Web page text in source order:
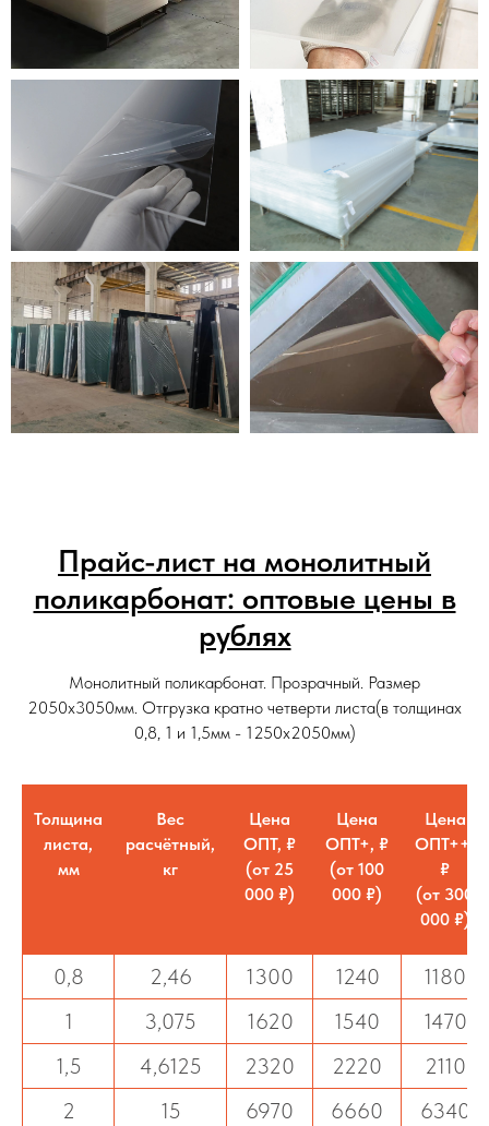
Прайс-лист на монолитный
поликарбонат: оптовые цены в
рублях
Монолитный поликарбонат. Прозрачный. Размер
2050х3050мм. Отгрузка кратно четверти листа(в толщинах
0,8, 1 и 1,5мм - 1250х2050мм)
Толщина
листа,
мм
Вес
расчётный,
кг
Цена
ОПТ, ₽
(от 25
000 ₽)
Цена
ОПТ+, ₽
(от 100
000 ₽)
Цена
ОПТ++,
₽
(от 300
000 ₽)
0,8 2,46 1300 1240
1180
1
3,075 1620 1540
1470
1,5
4,6125 2320 2220
2110
2
15 6970 6660
6340